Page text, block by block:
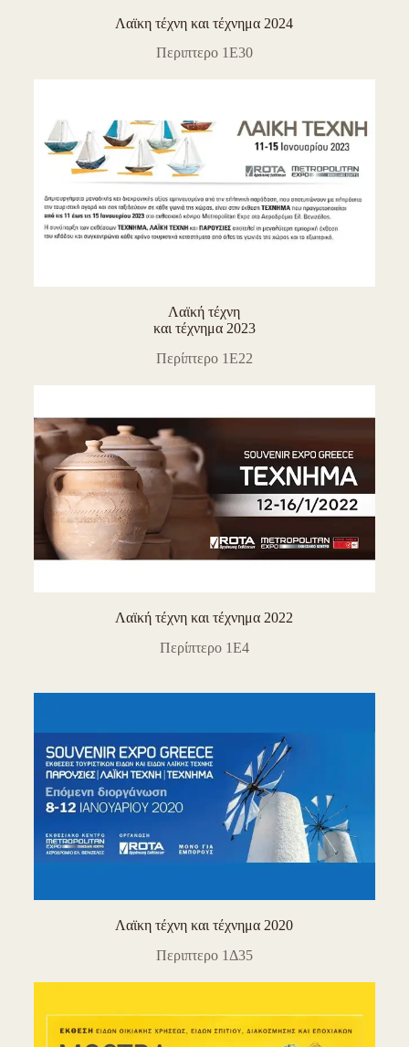
Λαϊκη τέχνη και τέχνημα 2024
Περιπτερο 1Ε30
Λαϊκή τέχνη
και τέχνημα 2023
Περίπτερο 1E22
Λαϊκή τέχνη και τέχνημα 2022
Περίπτερο 1E4
Λαϊκη τέχνη και τέχνημα 2020
Περιπτερο 1Δ35